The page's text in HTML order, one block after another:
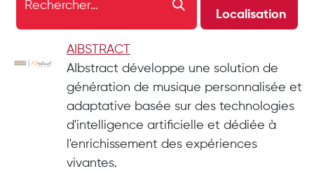
Localisation
AIBSTRACT
AIbstract développe une solution de
génération de musique personnalisée et
adaptative basée sur des technologies
d'intelligence artificielle et dédiée à
l'enrichissement des expériences
vivantes.